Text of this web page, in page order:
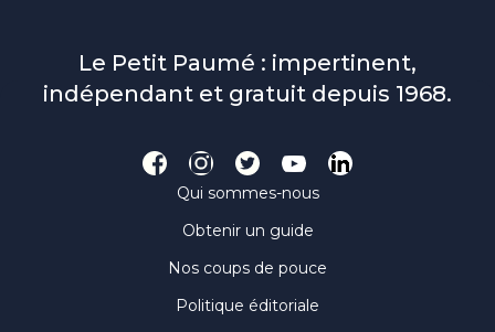
Le Petit Paumé : impertinent,
indépendant et gratuit depuis 1968.
Qui sommes-nous
Obtenir un guide
Nos coups de pouce
Politique éditoriale